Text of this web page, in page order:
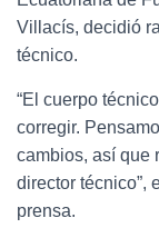
Villacís, decidió
técnico.
“El cuerpo
corregir.
cambios, así que
director técnico”,
prensa.